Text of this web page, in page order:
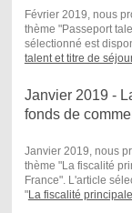
Février 2019, nous
thème "Passeport
sélectionné est
talent et titre de
Janvier 2019 -
fonds de
Janvier 2019, nous
thème "La fiscalité
France". L'article
"La fiscalité